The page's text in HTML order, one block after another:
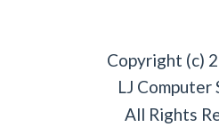
Copyright (c)
LJ Computer
All Rights